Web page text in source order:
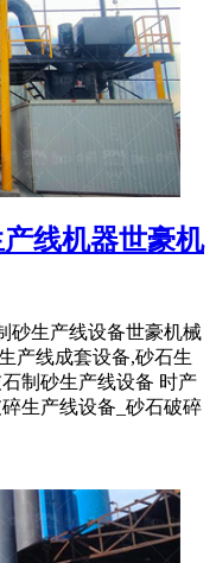
线机器世豪机
砂生产线设备世豪机械
产线成套设备,砂石生
制砂生产线设备 时产
生产线设备_砂石破碎